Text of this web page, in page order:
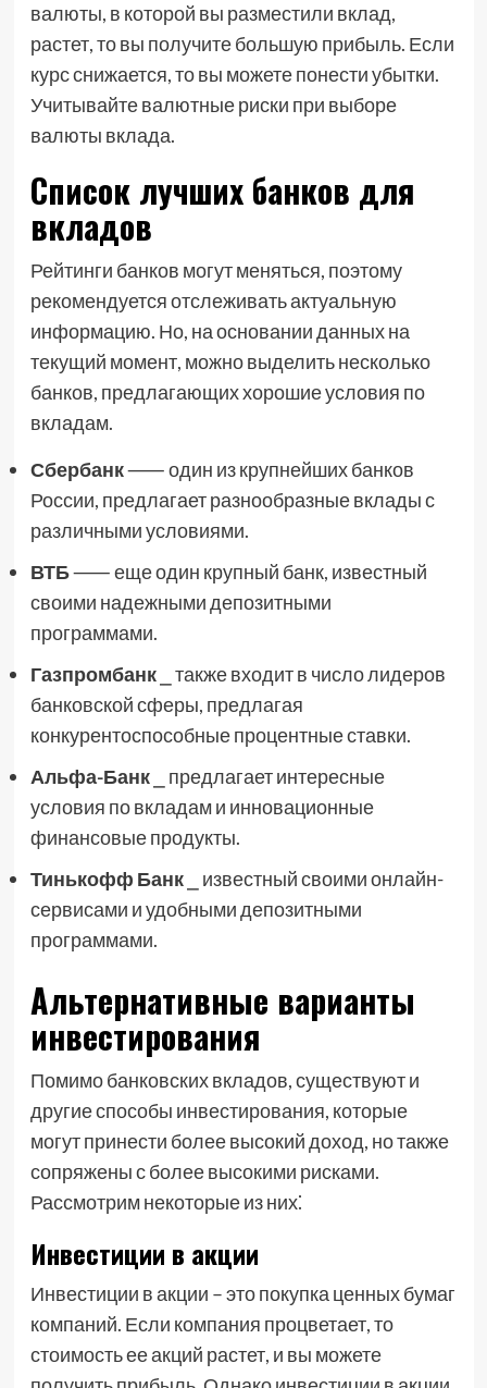
валюты, в которой вы разместили вклад,
растет, то вы получите большую прибыль. Если
курс снижается, то вы можете понести убытки.
Учитывайте валютные риски при выборе
валюты вклада.
Список лучших банков для
вкладов
Рейтинги банков могут меняться, поэтому
рекомендуется отслеживать актуальную
информацию. Но, на основании данных на
текущий момент, можно выделить несколько
банков, предлагающих хорошие условия по
вкладам.
Сбербанк⸺ один из крупнейших банков
России, предлагает разнообразные вклады с
различными условиями.
ВТБ⸺ еще один крупный банк, известный
своими надежными депозитными
программами.
Газпромбанк⎯ также входит в число лидеров
банковской сферы, предлагая
конкурентоспособные процентные ставки.
Альфа-Банк⎯ предлагает интересные
условия по вкладам и инновационные
финансовые продукты.
Тинькофф Банк⎯ известный своими онлайн-
сервисами и удобными депозитными
программами.
Альтернативные варианты
инвестирования
Помимо банковских вкладов, существуют и
другие способы инвестирования, которые
могут принести более высокий доход, но также
сопряжены с более высокими рисками.
Рассмотрим некоторые из них⁚
Инвестиции в акции
Инвестиции в акции – это покупка ценных бумаг
компаний. Если компания процветает, то
стоимость ее акций растет, и вы можете